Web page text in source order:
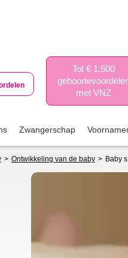
Tot € 1.500
met VNZ
Zwangerschap
Ontwikkeling van de baby Baby